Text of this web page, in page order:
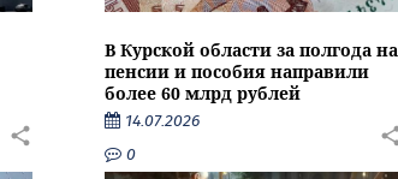
В Курской области за полгода на
пенсии и пособия направили
более 60 млрд рублей
14.07.2026
0